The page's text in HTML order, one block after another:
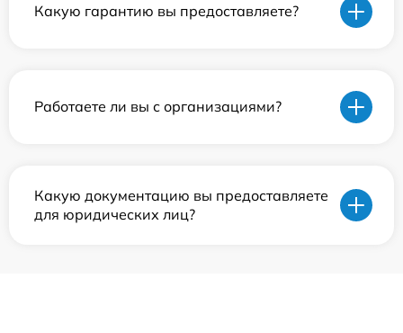
Какую гарантию вы предоставляете?
Работаете ли вы с организациями?
Какую документацию вы предоставляете
для юридических лиц?